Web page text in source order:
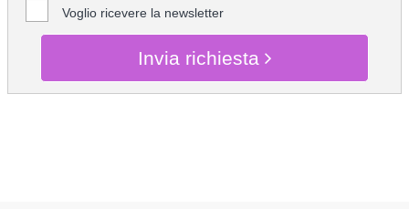
Voglio ricevere la newsletter
Invia richiesta